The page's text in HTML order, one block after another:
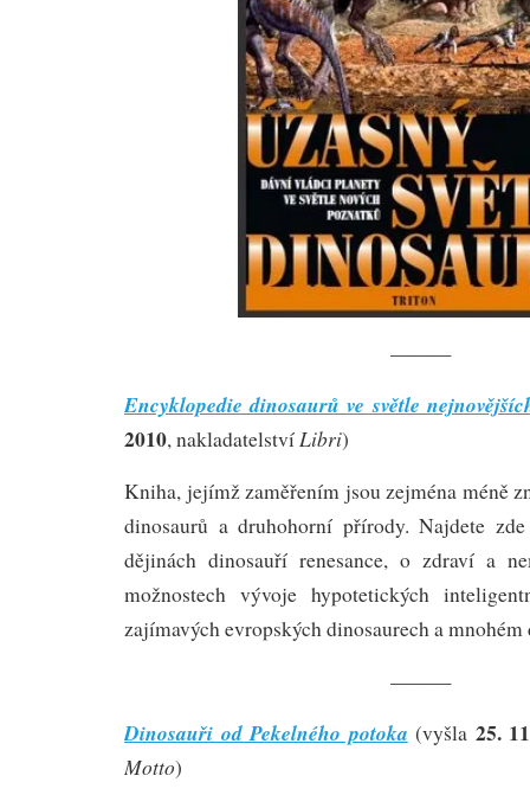
———
Encyklopedie dinosaurů ve světle
2010, nakladatelstvíLibri)
Kniha, jejímž zaměřením jsou zejména méně
dinosaurů a druhohorní přírody. Najdete
dějinách dinosauří renesance, o zdraví a
možnostech vývoje hypotetických
zajímavých evropských dinosaurech a mnohém
———
Dinosauři od Pekelného potoka (vyšla 25.
Motto)